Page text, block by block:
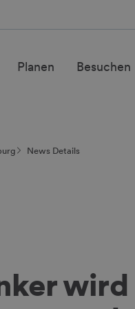
Planen Besuchen
News Details